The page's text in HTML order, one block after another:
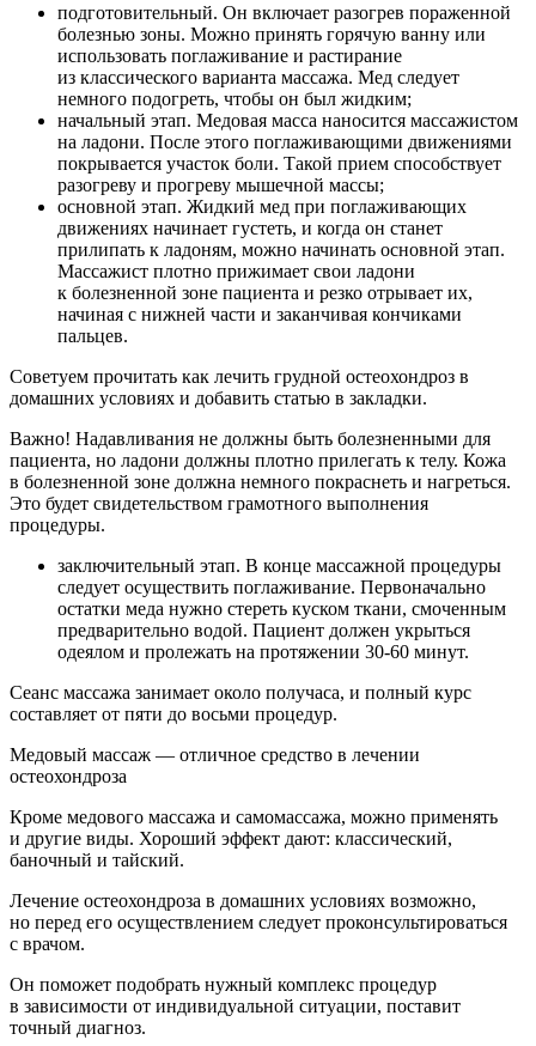
подготовительный. Он включает разогрев пораженной
болезнью зоны. Можно принять горячую ванну или
использовать поглаживание и растирание
из классического варианта массажа. Мед следует
немного подогреть, чтобы он был жидким;
начальный этап. Медовая масса наносится массажистом
на ладони. После этого поглаживающими движениями
покрывается участок боли. Такой прием способствует
разогреву и прогреву мышечной массы;
основной этап. Жидкий мед при поглаживающих
движениях начинает густеть, и когда он станет
прилипать к ладоням, можно начинать основной этап.
Массажист плотно прижимает свои ладони
к болезненной зоне пациента и резко отрывает их,
начиная с нижней части и заканчивая кончиками
пальцев.
Советуем прочитать как лечить грудной остеохондроз в
домашних условиях и добавить статью в закладки.
Важно! Надавливания не должны быть болезненными для
пациента, но ладони должны плотно прилегать к телу. Кожа
в болезненной зоне должна немного покраснеть и нагреться.
Это будет свидетельством грамотного выполнения
процедуры.
заключительный этап. В конце массажной процедуры
следует осуществить поглаживание. Первоначально
остатки меда нужно стереть куском ткани, смоченным
предварительно водой. Пациент должен укрыться
одеялом и пролежать на протяжении 30-60 минут.
Сеанс массажа занимает около получаса, и полный курс
составляет от пяти до восьми процедур.
Медовый массаж — отличное средство в лечении
остеохондроза
Кроме медового массажа и самомассажа, можно применять
и другие виды. Хороший эффект дают: классический,
баночный и тайский.
Лечение остеохондроза в домашних условиях возможно,
но перед его осуществлением следует проконсультироваться
с врачом.
Он поможет подобрать нужный комплекс процедур
в зависимости от индивидуальной ситуации, поставит
точный диагноз.